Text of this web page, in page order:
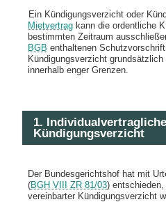
Ein Kündigungsverzicht oder
Mietvertrag kann die ordentliche
bestimmten Zeitraum
BGB enthaltenen
Kündigungsverzicht
innerhalb enger Grenzen.
1.
Kündigungsverzicht
Der Bundesgerichtshof hat mit
(BGH VIII ZR 81/03)
vereinbarter Kündigungsverzicht